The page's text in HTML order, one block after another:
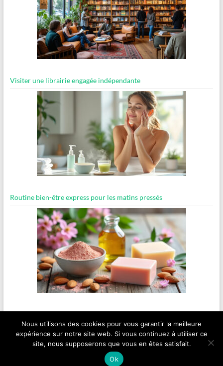
Visiter une librairie engagée indépendante
Routine bien-être express pour les matins pressés
Recette de savon solide à l’argile rose et huile d’amande douce
Copyright © 2026ancientsites.eu
Nous utilisons des cookies pour vous garantir la meilleure
expérience sur notre site web. Si vous continuez à utiliser ce
site, nous supposerons que vous en êtes satisfait.
Ok